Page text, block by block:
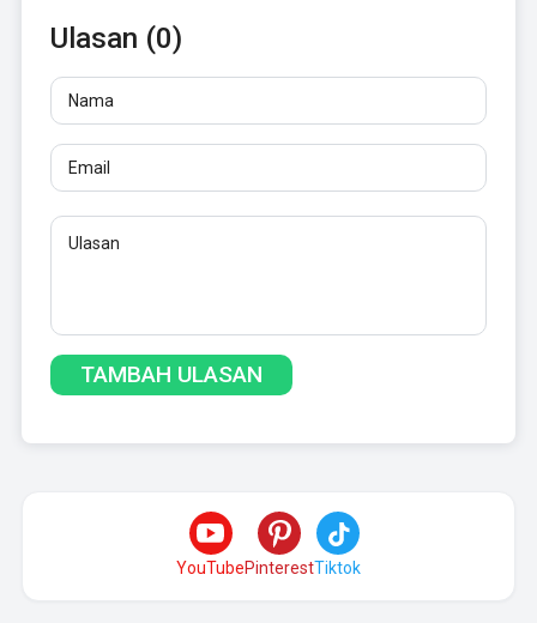
Ulasan (0)
Nama
Email
Ulasan
Minimal 10 karakter. Tautan tidak diizinkan.
YouTubePinterestTiktok